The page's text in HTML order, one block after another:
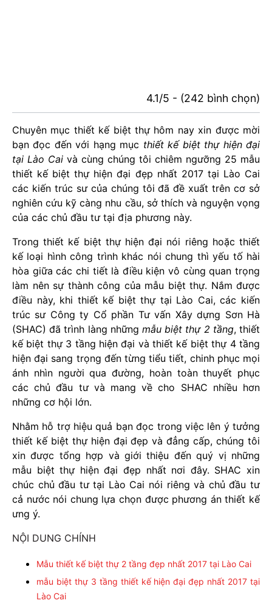
4.1/5 - (242 bình chọn)
Chuyên mục thiết kế biệt thự hôm nay xin được mời
bạn đọc đến với hạng mục thiết kế biệt thự hiện đại
tại Lào Cai và cùng chúng tôi chiêm ngưỡng 25 mẫu
thiết kế biệt thự hiện đại đẹp nhất 2017 tại Lào Cai
các kiến trúc sư của chúng tôi đã đề xuất trên cơ sở
nghiên cứu kỹ càng nhu cầu, sở thích và nguyện vọng
của các chủ đầu tư tại địa phương này.
Trong thiết kế biệt thự hiện đại nói riêng hoặc thiết
kế loại hình công trình khác nói chung thì yếu tố hài
hòa giữa các chi tiết là điều kiện vô cùng quan trọng
làm nên sự thành công của mẫu biệt thự. Nắm được
điều này, khi thiết kế biệt thự tại Lào Cai, các kiến
trúc sư Công ty Cổ phần Tư vấn Xây dựng Sơn Hà
(SHAC) đã trình làng những mẫu biệt thự 2 tầng, thiết
kế biệt thự 3 tầng hiện đại và thiết kế biệt thự 4 tầng
hiện đại sang trọng đến từng tiểu tiết, chinh phục mọi
ánh nhìn người qua đường, hoàn toàn thuyết phục
các chủ đầu tư và mang về cho SHAC nhiều hơn
những cơ hội lớn.
Nhằm hỗ trợ hiệu quả bạn đọc trong việc lên ý tưởng
thiết kế biệt thự hiện đại đẹp và đẳng cấp, chúng tôi
xin được tổng hợp và giới thiệu đến quý vị những
mẫu biệt thự hiện đại đẹp nhất nơi đây. SHAC xin
chúc chủ đầu tư tại Lào Cai nói riêng và chủ đầu tư
cả nước nói chung lựa chọn được phương án thiết kế
ưng ý.
NỘI DUNG CHÍNH
Mẫu thiết kế biệt thự 2 tầng đẹp nhất 2017 tại Lào Cai
mẫu biệt thự 3 tầng thiết kế hiện đại đẹp nhất 2017 tại
Lào Cai